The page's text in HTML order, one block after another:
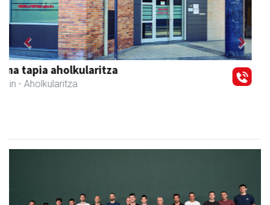
AMC Mecanocaucho
Asteasu - Industria hornidurak
Previous Next